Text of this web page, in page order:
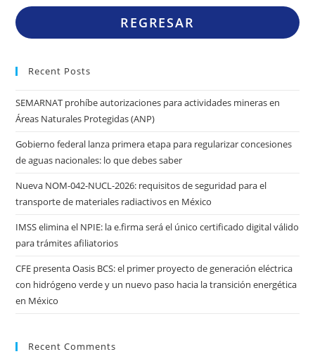
REGRESAR
Recent Posts
SEMARNAT prohíbe autorizaciones para actividades mineras en
Áreas Naturales Protegidas (ANP)
Gobierno federal lanza primera etapa para regularizar concesiones
de aguas nacionales: lo que debes saber
Nueva NOM-042-NUCL-2026: requisitos de seguridad para el
transporte de materiales radiactivos en México
IMSS elimina el NPIE: la e.firma será el único certificado digital válido
para trámites afiliatorios
CFE presenta Oasis BCS: el primer proyecto de generación eléctrica
con hidrógeno verde y un nuevo paso hacia la transición energética
en México
Recent Comments